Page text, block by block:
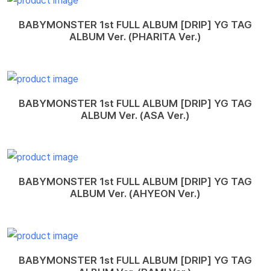
BABYMONSTER 1st FULL ALBUM [DRIP] YG TAG
ALBUM Ver. (PHARITA Ver.)
BABYMONSTER 1st FULL ALBUM [DRIP] YG TAG
ALBUM Ver. (ASA Ver.)
BABYMONSTER 1st FULL ALBUM [DRIP] YG TAG
ALBUM Ver. (AHYEON Ver.)
BABYMONSTER 1st FULL ALBUM [DRIP] YG TAG